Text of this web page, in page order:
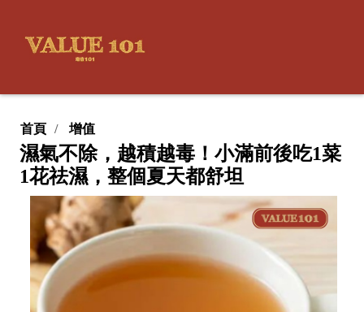
首頁 增值
濕氣不除，越積越毒！小滿前後吃1菜
1花祛濕，整個夏天都舒坦